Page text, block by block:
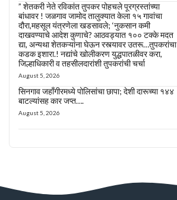
” शेतकरी नेते रविकांत तुपकर पोहचले पूरग्रस्तांच्या
बांधावर ! जळगाव जामोद तालुक्यात केला १५ गावांचा
दौरा,महसूल यंत्रणेला खडसावले; ‘नुकसान कमी
दाखवण्याचे आदेश कुणाचे? आठवड्यात १०० टक्के मदत
द्या, अन्यथा शेतकऱ्यांना घेऊन रस्त्यावर उतरू…तुपकरांचा
कडक इशारा.! नद्यांचे खोलीकरण युद्धपातळीवर करा,
जिल्हाधिकारी व तहसीलदारांशी तुपकरांची चर्चा
August 5, 2026
सिनगाव जहाँगीरमध्ये पोलिसांचा छापा; देशी दारूच्या १४४
बाटल्यांसह कार जप्त….
August 5, 2026